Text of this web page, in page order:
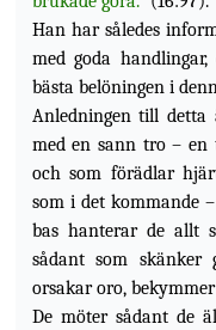
Han har således
med goda
bästa belöningen i
Anledningen till
med en sann tro –
och som förädlar
som i det kommande
bas hanterar de allt
sådant som skänker
orsakar oro,
De möter sådant de